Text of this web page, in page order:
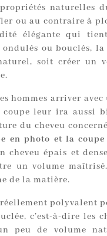
naturelles
ou au contraire à
élégante qui
ou bouclés,
soit créer un
hommes arriver avec
leur ira aussi
du cheveu
en photo et la
cheveu épais et
un volume
de la matière.
polyvalent
c’est-à-dire les
peu de volume